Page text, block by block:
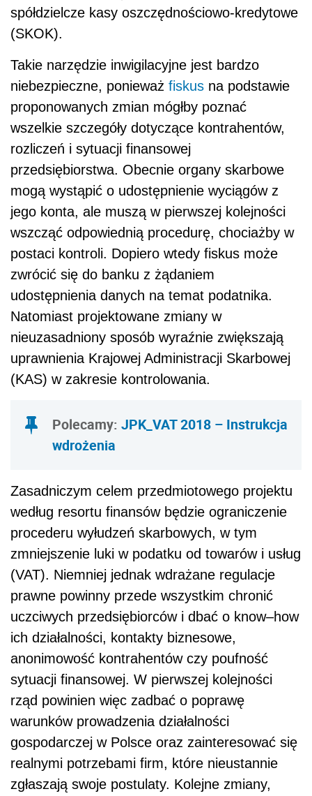
spółdzielcze kasy oszczędnościowo-kredytowe
(SKOK).
Takie narzędzie inwigilacyjne jest bardzo
niebezpieczne, ponieważ fiskus na podstawie
proponowanych zmian mógłby poznać
wszelkie szczegóły dotyczące kontrahentów,
rozliczeń i sytuacji finansowej
przedsiębiorstwa. Obecnie organy skarbowe
mogą wystąpić o udostępnienie wyciągów z
jego konta, ale muszą w pierwszej kolejności
wszcząć odpowiednią procedurę, chociażby w
postaci kontroli. Dopiero wtedy fiskus może
zwrócić się do banku z żądaniem
udostępnienia danych na temat podatnika.
Natomiast projektowane zmiany w
nieuzasadniony sposób wyraźnie zwiększają
uprawnienia Krajowej Administracji Skarbowej
(KAS) w zakresie kontrolowania.
Polecamy: JPK_VAT 2018 – Instrukcja
wdrożenia
Zasadniczym celem przedmiotowego projektu
według resortu finansów będzie ograniczenie
procederu wyłudzeń skarbowych, w tym
zmniejszenie luki w podatku od towarów i usług
(VAT). Niemniej jednak wdrażane regulacje
prawne powinny przede wszystkim chronić
uczciwych przedsiębiorców i dbać o know–how
ich działalności, kontakty biznesowe,
anonimowość kontrahentów czy poufność
sytuacji finansowej. W pierwszej kolejności
rząd powinien więc zadbać o poprawę
warunków prowadzenia działalności
gospodarczej w Polsce oraz zainteresować się
realnymi potrzebami firm, które nieustannie
zgłaszają swoje postulaty. Kolejne zmiany,